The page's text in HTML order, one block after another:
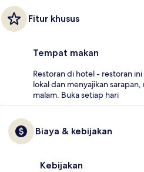
Fitur khusus
Tempat makan
Restoran di hotel - restoran
lokal dan menyajikan
malam. Buka setiap hari
Biaya & kebijakan
Kebijakan